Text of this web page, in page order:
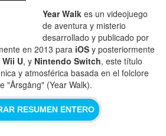
Year Walk es un videojuego
de aventura y misterio
desarrollado y publicado por
en 2013 para iOS y posteriormente
Wii U, y Nintendo Switch, este título
y atmosférica basada en el folclore
"Årsgång" (Year Walk).
RESUMEN ENTERO